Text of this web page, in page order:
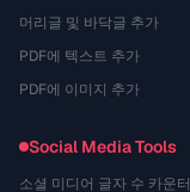
머리글 및 바닥글 추가
PDF에 텍스트 추가
PDF에 이미지 추가
Social Media Tools
소셜 미디어 글자 수 카운터